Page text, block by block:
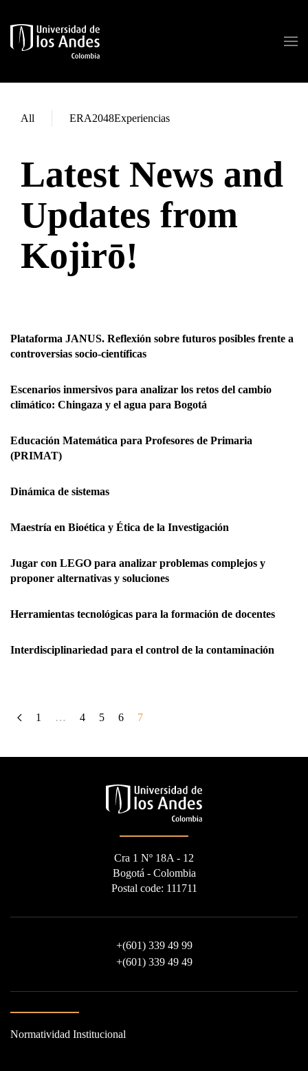
Skip to main content
All ERA2048Experiencias
Latest News and
Updates from
Kojirō!
Plataforma JANUS. Reflexión sobre futuros posibles frente a
controversias socio-científicas
Escenarios inmersivos para analizar los retos del cambio
climático: Chingaza y el agua para Bogotá
Educación Matemática para Profesores de Primaria
(PRIMAT)
Dinámica de sistemas
Maestría en Bioética y Ética de la Investigación
Jugar con LEGO para analizar problemas complejos y
proponer alternativas y soluciones
Herramientas tecnológicas para la formación de docentes
Interdisciplinariedad para el control de la contaminación
1 … 4 5 6 7
Cra 1 Nº 18A - 12
Bogotá - Colombia
Postal code: 111711
+(601) 339 49 99
+(601) 339 49 49
Normatividad Institucional